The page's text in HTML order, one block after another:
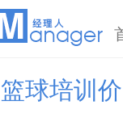
篮球培训